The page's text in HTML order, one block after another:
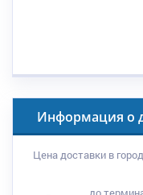
Информация о
Цена доставки в город